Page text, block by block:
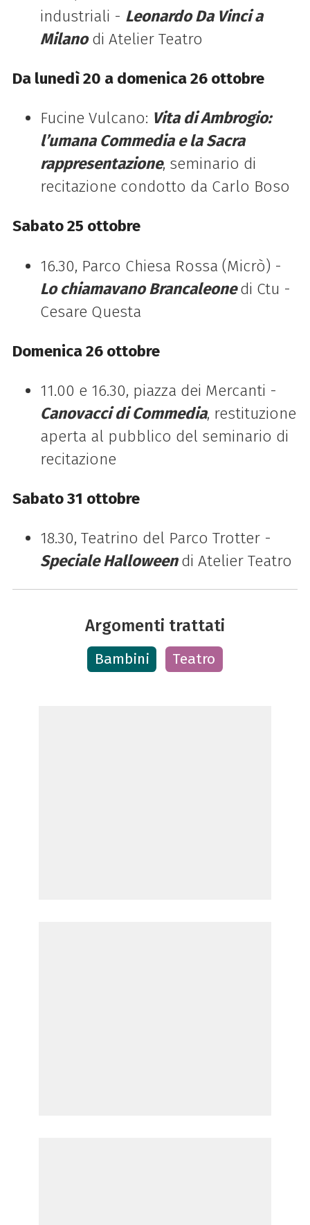
industriali - Leonardo Da Vinci a
Milanodi Atelier Teatro
Da lunedì 20 a domenica 26 ottobre
Fucine Vulcano: Vita di Ambrogio:
l’umana Commedia e la Sacra
rappresentazione, seminario di
recitazione condotto da Carlo Boso
Sabato 25 ottobre
16.30, Parco Chiesa Rossa (Micrò) -
Lo chiamavano Brancaleonedi Ctu -
Cesare Questa
Domenica 26 ottobre
11.00 e 16.30, piazza dei Mercanti -
Canovacci di Commedia, restituzione
aperta al pubblico del seminario di
recitazione
Sabato 31 ottobre
18.30, Teatrino del Parco Trotter -
Speciale Halloweendi Atelier Teatro
Argomenti trattati
Bambini Teatro